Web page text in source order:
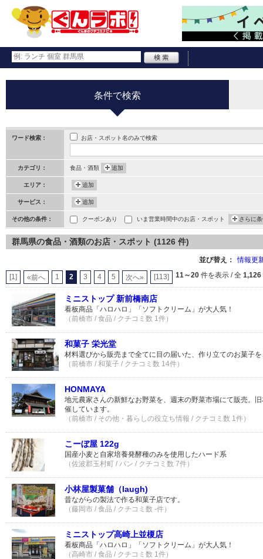
条件で検索
ワード検索： お店・スポット名のみで検索
カテゴリ： 食品・酒類 追加
エリア： 追加
サービス： 追加
その他の条件： クーポンあり いま営業時間中のお店・スポット さらに
群馬県の食品・酒類のお店・スポット (1126 件)
並び替え： 情報更
[1] «前へ 1 2 3 4 5 次へ» [113] 11～20 件を表示 / 全 1,126
ミニストップ 新前橋南店
看板商品「ハロハロ」「ソフトクリーム」が大人気！
（前橋市 / 食品 / クチコミ数 1件）
和菓子 栄光堂
材料選びから販売まで全てに目の届いた、作り立てのお菓子
（前橋市 / 和菓子 / クチコミ数 14件）
HONMAYA
地元農家さんの新鮮なお野菜を、週末の野菜市場にて販売。
催しています。
（前橋市 / その他・暮らしの役立ち情報 / クチコミ数 1件）
こーぼ屋 122g
国産小麦と自家培養発酵種のみを使用したハード系
（佐波郡玉村町 / パン / クチコミ数 7件）
小林屋製菓舗（laugh)
昔ながらの製法で作る和菓子店です。
（藤岡市 / 食品 / クチコミ数 -件）
ミニストップ高崎上並榎店
看板商品「ハロハロ」「ソフトクリーム」が大人気！
（高崎市 / 食品 / クチコミ数 1件）